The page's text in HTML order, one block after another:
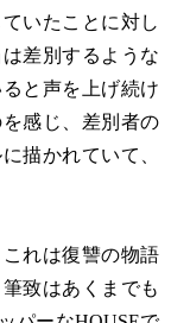
いたことに対し
差別するような
と声を上げ続け
感じ、差別者の
描かれていて、
れは復讐の物語
致はあくまでも